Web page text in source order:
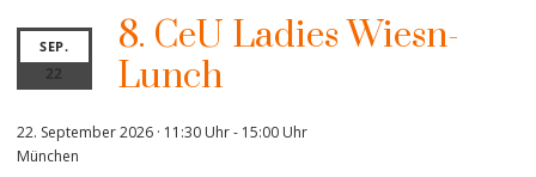
SEP.
22
8. CeU Ladies Wiesn-
Lunch
22. September 2026 · 11:30 Uhr- 15:00 Uhr
München